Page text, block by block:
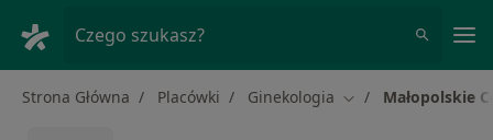
Czego szukasz?
Strona Główna Placówki Ginekologia Zmień miasto
Małopolskie